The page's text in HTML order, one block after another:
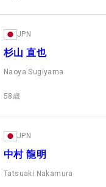
JPN
杉山 直也
Naoya Sugiyama
58 歳
JPN
中村 龍明
Tatsuaki Nakamura